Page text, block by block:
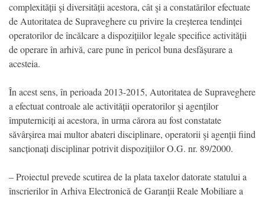
complexității şi diversității acestora, cât şi a constatărilor efectuate
de Autoritatea de Supraveghere cu privire la creșterea tendinței
operatorilor de încălcare a dispozițiilor legale specifice activității
de operare în arhivă, care pune în pericol buna desfășurare a
acesteia.
În acest sens, în perioada 2013-2015, Autoritatea de Supraveghere
a efectuat controale ale activității operatorilor şi agenților
împuterniciți ai acestora, în urma cărora au fost constatate
săvârșirea mai multor abateri disciplinare, operatorii şi agenții fiind
sancționați disciplinar potrivit dispozițiilor O.G. nr. 89/2000.
– Proiectul prevede scutirea de la plata taxelor datorate statului a
înscrierilor în Arhiva Electronică de Garanții Reale Mobiliare a